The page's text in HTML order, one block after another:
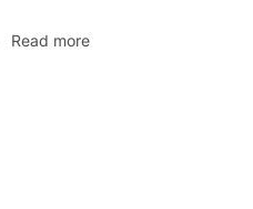
Read more